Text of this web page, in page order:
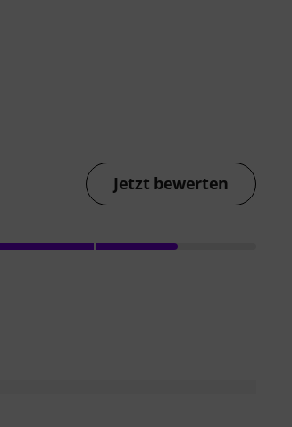
Jetzt bewerten